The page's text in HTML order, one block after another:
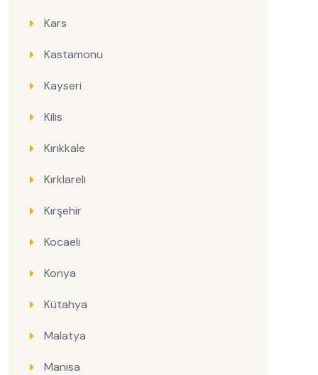
Kars
Kastamonu
Kayseri
Kilis
Kırıkkale
Kırklareli
Kırşehir
Kocaeli
Konya
Kütahya
Malatya
Manisa